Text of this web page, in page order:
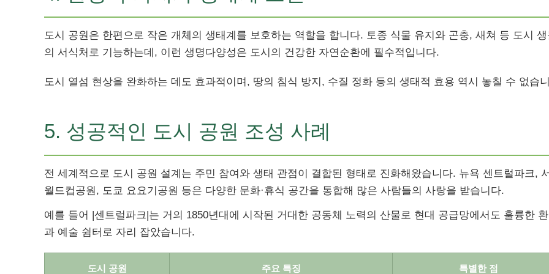
도시 공원은 한편으로 작은 개체의 생태계를 보호하는 역할을 합니다. 토종 식물 유지와 곤충, 새쳐 등 도시 생
의 서식처로 기능하는데, 이런 생명다양성은 도시의 건강한 자연순환에 필수적입니다.
도시 열섬 현상을 완화하는 데도 효과적이며, 땅의 침식 방지, 수질 정화 등의 생태적 효용 역시 놓칠 수 없습
5. 성공적인 도시 공원 조성 사례
전 세계적으로 도시 공원 설계는 주민 참여와 생태 관점이 결합된 형태로 진화해왔습니다. 뉴욕 센트럴파크,
월드컵공원, 도쿄 요요기공원 등은 다양한 문화·휴식 공간을 통합해 많은 사람들의 사랑을 받습니다.
예를 들어 |센트럴파크|는 거의 1850년대에 시작된 거대한 공동체 노력의 산물로 현대 공급망에서도 훌륭한
과 예술 쉼터로 자리 잡았습니다.
도시 공원 주요 특징 특별한 점